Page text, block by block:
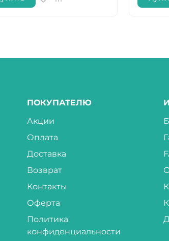
ПОКУПАТЕЛЮ
Акции
Оплата
Доставка
Возврат
Контакты
Оферта
Политика
конфиденциальности